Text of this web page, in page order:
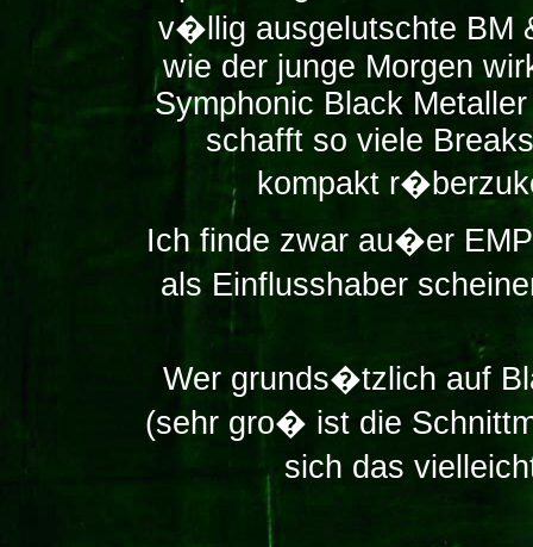
v�llig ausgelutschte BM
wie der junge Morgen
Symphonic Black
schafft so viele
kompakt
Ich finde zwar au�er
als Einflusshaber
Wer grunds�tzlich auf
(sehr gro� ist die
sich das